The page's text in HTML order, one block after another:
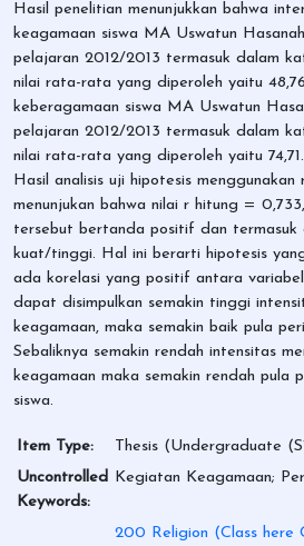
Hasil penelitian menunjukkan bahwa
keagamaan siswa MA Uswatun
pelajaran 2012/2013 termasuk dalam
nilai rata-rata yang diperoleh yaitu
keberagamaan siswa MA Uswatun
pelajaran 2012/2013 termasuk dalam
nilai rata-rata yang diperoleh yaitu 74,71.
Hasil analisis uji hipotesis menggunakan
menunjukan bahwa nilai r hitung =
tersebut bertanda positif dan termasuk
kuat/tinggi. Hal ini berarti hipotesis
ada korelasi yang positif antara
dapat disimpulkan semakin tinggi
keagamaan, maka semakin baik pula
Sebaliknya semakin rendah intensitas
keagamaan maka semakin rendah pula
siswa.
Item Type:
Thesis (Undergraduate
Uncontrolled
Keywords:
Kegiatan Keagamaan;
200 Religion (Class here